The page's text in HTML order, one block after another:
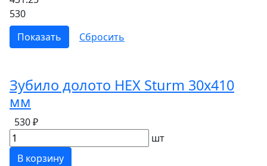
530
Зубило долото HEX Sturm 30х410
мм
530 ₽
шт
В корзину